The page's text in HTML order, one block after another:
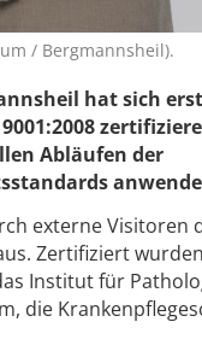
/ Bergmannsheil).
hat sich
Abläufen der
externe Visitoren
Zertifiziert
Institut für
die